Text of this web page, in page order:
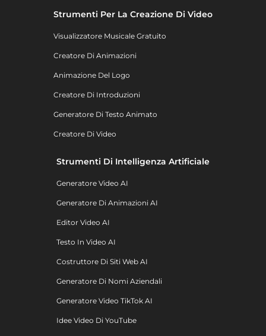
Strumenti Per La Creazione Di Video
Visualizzatore Musicale Gratuito
Creatore Di Animazioni
Animazione Del Logo
Creatore Di Introduzioni
Generatore Di Testo Animato
Creatore Di Video
Strumenti Di Intelligenza Artificiale
Generatore Video AI
Generatore Di Animazioni AI
Editor Video AI
Testo In Video AI
Costruttore Di Siti Web AI
Generatore Di Nomi Aziendali
Generatore Video TikTok AI
Idee Video Di YouTube